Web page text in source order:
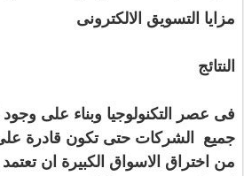
مزايا التسويق الالكترونى
النتائج
فى عصر التكنولوجيا وبناء على وجود
جميع الشركات حتى تكون قادرة
من اختراق الاسواق الكبيرة ان